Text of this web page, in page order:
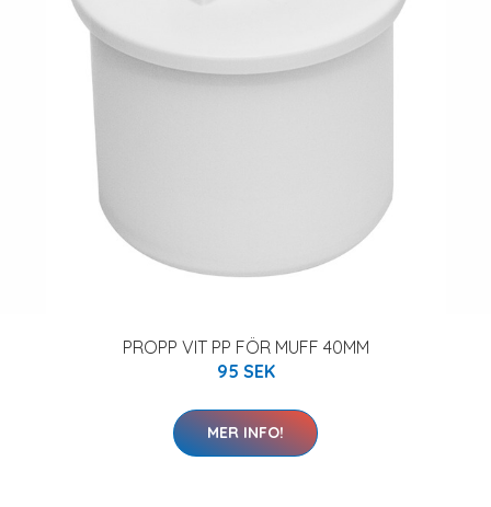
PROPP VIT PP FÖR MUFF 40MM
95 SEK
MER INFO!